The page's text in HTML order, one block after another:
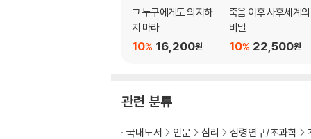
27. 볼 것을 보고, 빛을 향해 모여라 89
28. 상승의 그날, 자신의 고유 에너지로 도울
29. 돈의 카르마와 무게를 가볍게 해주어라 95
30. 모든 것은 사랑과 깨어남이다 99
33. 볼 것을 보게 되면 103
그 누구에게도 의지하
지 마라
16,200원
10%
죽음 이후 사후세계의
비밀
22,500원
10%
관련 분류
국내도서 인문 심리 심령연구/초과학